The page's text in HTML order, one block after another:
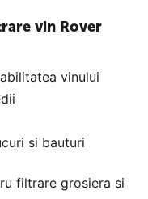
vin Rover
vinului
si bauturi
filtrare grosiera si